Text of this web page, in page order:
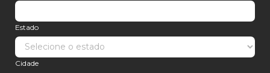
Estado
Cidade